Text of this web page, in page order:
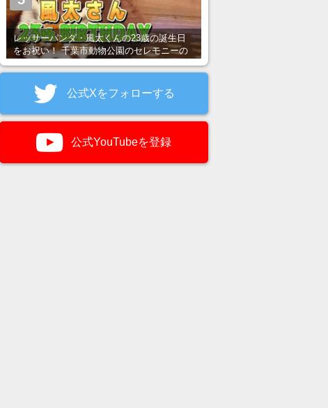
レッサーパンダ・風太くんの23歳の誕生日
をお祝い！ 千葉市動物公園のセレモニーの
公式Xをフォローする
公式YouTubeを登録